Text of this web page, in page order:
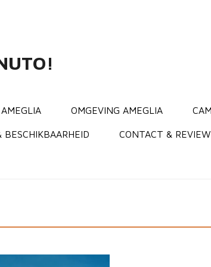
OMGEVING AMEGLIA
BESCHIKBAARHEID CONTACT &